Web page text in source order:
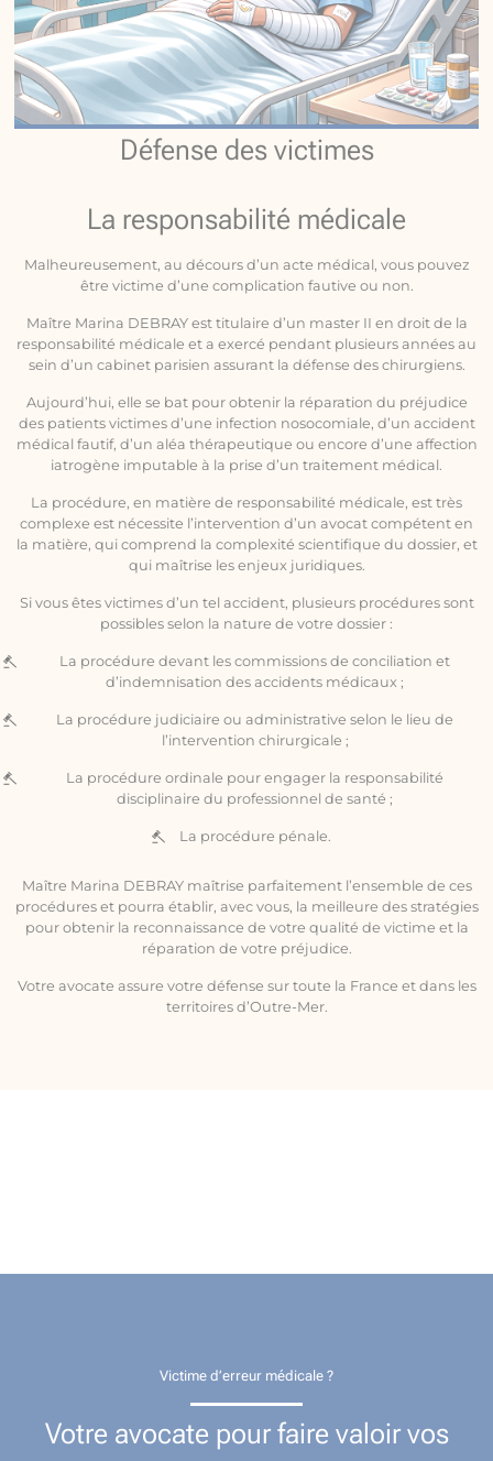
Défense des victimes
La responsabilité médicale
Malheureusement, au décours d’un acte médical, vous pouvez
être victime d’une complication fautive ou non.
Maître Marina DEBRAY est titulaire d’un master II en droit de la
responsabilité médicale et a exercé pendant plusieurs années au
sein d’un cabinet parisien assurant la défense des chirurgiens.
Aujourd’hui, elle se bat pour obtenir la réparation du préjudice
des patients victimes d’une infection nosocomiale, d’un accident
médical fautif, d’un aléa thérapeutique ou encore d’une affection
iatrogène imputable à la prise d’un traitement médical.
La procédure, en matière de responsabilité médicale, est très
complexe est nécessite l’intervention d’un avocat compétent en
la matière, qui comprend la complexité scientifique du dossier, et
qui maîtrise les enjeux juridiques.
Si vous êtes victimes d’un tel accident, plusieurs procédures sont
possibles selon la nature de votre dossier :
La procédure devant les commissions de conciliation et
d’indemnisation des accidents médicaux ;
La procédure judiciaire ou administrative selon le lieu de
l’intervention chirurgicale ;
La procédure ordinale pour engager la responsabilité
disciplinaire du professionnel de santé ;
La procédure pénale.
Maître Marina DEBRAY maîtrise parfaitement l’ensemble de ces
procédures et pourra établir, avec vous, la meilleure des stratégies
pour obtenir la reconnaissance de votre qualité de victime et la
réparation de votre préjudice.
Votre avocate assure votre défense sur toute la France et dans les
territoires d’Outre-Mer.
Victime d’erreur médicale ?
Votre avocate pour faire valoir vos